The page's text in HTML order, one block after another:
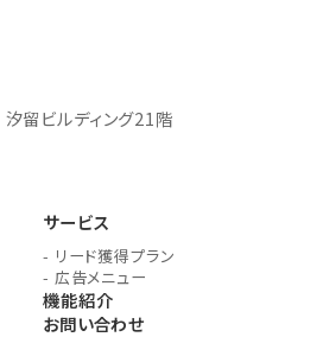
汐留ビルディング21階
サービス
- リード獲得プラン
- 広告メニュー
機能紹介
お問い合わせ